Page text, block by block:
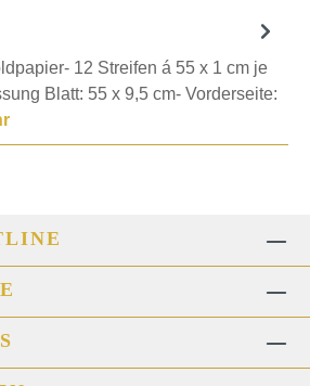
12 Streifen á 55 x 1 cm je
Blatt: 55 x 9,5 cm- Vorderseite: